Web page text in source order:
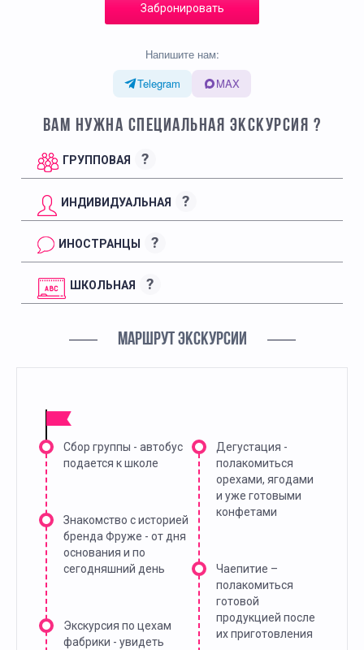
Забронировать
Напишите нам:
Telegram
MAX
ВАМ НУЖНА СПЕЦИАЛЬНАЯ ЭКСКУРСИЯ ?
ГРУППОВАЯ ?
ИНДИВИДУАЛЬНАЯ ?
ИНОСТРАНЦЫ ?
ШКОЛЬНАЯ ?
МАРШРУТ ЭКСКУРСИИ
Сбор группы - автобус
подается к школе
Знакомство с историей
бренда Фруже - от дня
основания и по
сегодняшний день
Экскурсия по цехам
фабрики - увидеть
Дегустация -
полакомиться
орехами, ягодами
и уже готовыми
конфетами
Чаепитие –
полакомиться
готовой
продукцией после
их приготовления